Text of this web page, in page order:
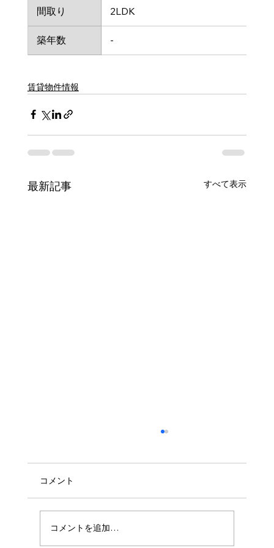
間取り 2LDK
築年数 -
賃貸物件情報
最新記事 すべて表示
コメント
コメントを追加…